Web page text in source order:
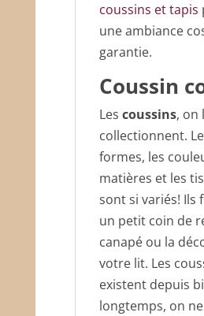
coussins et tapis
une ambiance
garantie.
Coussin
Les coussins, on
collectionnent.
formes, les
matières et les
sont si variés! Ils
un petit coin de
canapé ou la
votre lit. Les
existent depuis
longtemps, on